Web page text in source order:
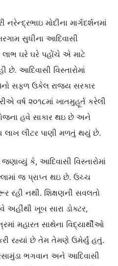
મોદીના માર્ગદર્શનમાં
સુધીના આદિવાસી
લાભ ઘરે ઘરે પહોંચે એ માટે
છે. આદિવાસી વિસ્તારોમાં
સફળ ઉકેલ રાજ્ય સરકાર
વર્ષ ૨૦૧૮માં ખાતમુહૂર્ત કરેલી
હવે સાકાર થઇ છે અને
લાખ લીટર પાણી મળતું થયું છે.
કે, આદિવાસી વિસ્તારોમાં
જ પ્રાપ્ત થઇ છે. ઉચ્ચ
રહી નથી. શિક્ષણની સવલતો
અહીંથી ખૂબ સારા ડોક્ટર,
મહારત સાથેના વિદ્યાર્થીઓ
રહ્યાં છે તેમ તેમણે ઉમેર્યું હતું.
ભગવાન અને આદિવાસી